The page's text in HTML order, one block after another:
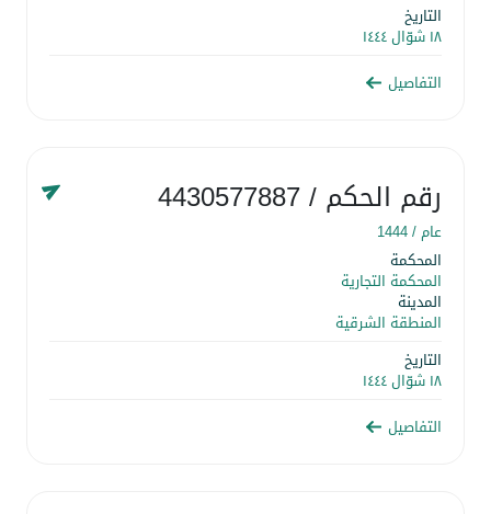
التاريخ
١٨ شوّال ١٤٤٤
التفاصيل
رقم الحكم/ 4430577887
عام /1444
المحكمة
المحكمة التجارية
المدينة
المنطقة الشرقية
التاريخ
١٨ شوّال ١٤٤٤
التفاصيل